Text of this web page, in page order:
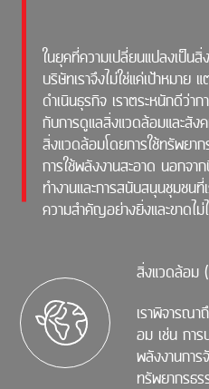
ในยุคที่ความเปลี่ยนแปลงเป็น
บริษัทเราจึงไม่ใช่แค่เป้าหมาย
ดำเนินธุรกิจ เราตระหนักดีว่า
กับการดูแลสิ่งแวดล้อมและสัง
สิ่งแวดล้อมโดยการใช้ทรัพยา
การใช้พลังงานสะอาด นอกจา
ทำงานและการสนับสนุนชุมชนที่
ความสำคัญอย่างยิ่งและขาดไม่
สิ่งแวดล้อม
เราพิจารณ
อม เช่น การ
พลังงานการ
ทรัพยากรธร